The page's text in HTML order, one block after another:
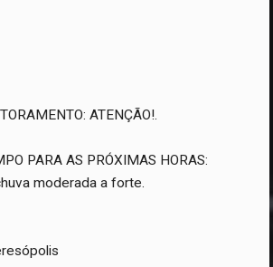
ATENÇÃO!.
PARA AS PRÓXIMAS HORAS:
moderada a forte.